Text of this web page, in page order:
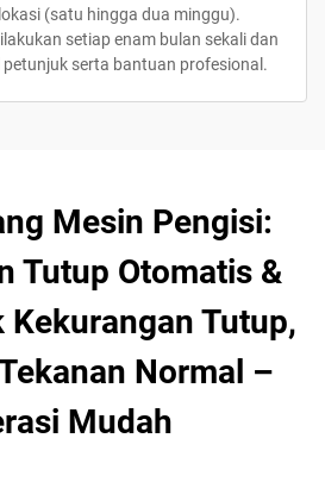
(satu hingga dua minggu).
setiap enam bulan sekali dan
serta bantuan profesional.
Mesin Pengisi:
Tutup Otomatis &
Tutup,
Normal –
Mudah